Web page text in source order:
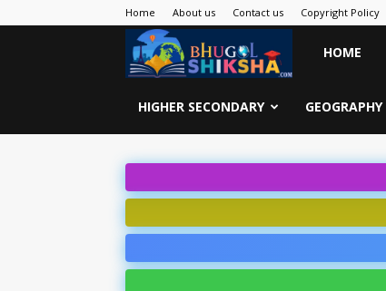
Home About us Contact us Copyright Policy
Bhugol
Shiksha
HOME
HIGHER SECONDARY GEOGRAPHY